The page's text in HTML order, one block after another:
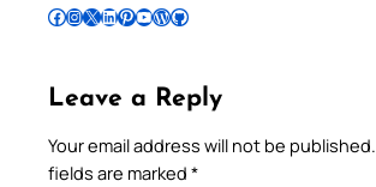
Follow Pradeep on Facebook Follow Pradeep on InstagramFollow Pradeep on X Follow Pradeep on LinkedIn Follow Pradeep on Pinterest Subscribe to Pradeep’s Youtube Channel Follow Pradeep on WordPress Follow Pradeep on GitHub
Leave a Reply
Your email address will not be published.
fields are marked *